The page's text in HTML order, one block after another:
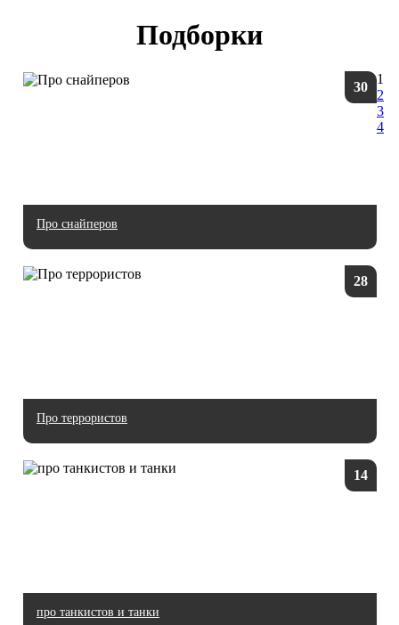
Подборки
30
Про снайперов
28
Про террористов
14
про танкистов и танки
1
2
3
4